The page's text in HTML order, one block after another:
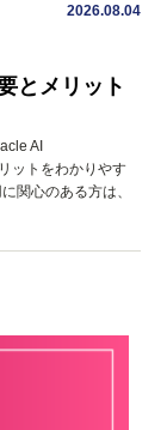
2026.08.04
とメリット
AI
ットをわかりやす
関心のある方は、